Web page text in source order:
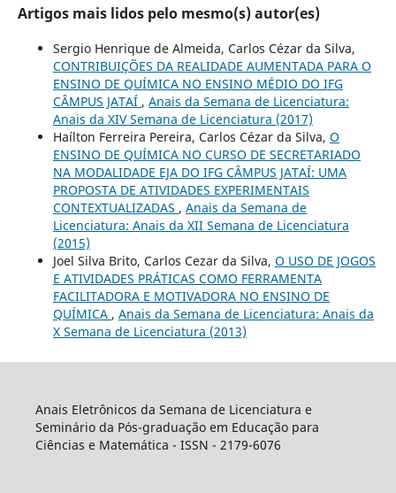
Artigos mais lidos pelo mesmo(s) autor(es)
Sergio Henrique de Almeida, Carlos Cézar da Silva,
CONTRIBUIÇÕES DA REALIDADE AUMENTADA PARA O
ENSINO DE QUÍMICA NO ENSINO MÉDIO DO IFG
CÂMPUS JATAÍ , Anais da Semana de Licenciatura:
Anais da XIV Semana de Licenciatura (2017)
Haílton Ferreira Pereira, Carlos Cézar da Silva, O
ENSINO DE QUÍMICA NO CURSO DE SECRETARIADO
NA MODALIDADE EJA DO IFG CÂMPUS JATAÍ: UMA
PROPOSTA DE ATIVIDADES EXPERIMENTAIS
CONTEXTUALIZADAS , Anais da Semana de
Licenciatura: Anais da XII Semana de Licenciatura
(2015)
Joel Silva Brito, Carlos Cezar da Silva, O USO DE JOGOS
E ATIVIDADES PRÁTICAS COMO FERRAMENTA
FACILITADORA E MOTIVADORA NO ENSINO DE
QUÍMICA , Anais da Semana de Licenciatura: Anais da
X Semana de Licenciatura (2013)
Anais Eletrônicos da Semana de Licenciatura e
Seminário da Pós-graduação em Educação para
Ciências e Matemática - ISSN - 2179-6076